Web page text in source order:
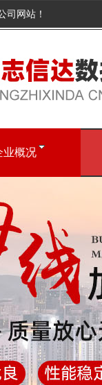
司网站！
业概况